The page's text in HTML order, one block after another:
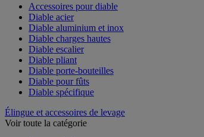
Accessoires pour diable
Diable acier
Diable aluminium et inox
Diable charges hautes
Diable escalier
Diable pliant
Diable porte-bouteilles
Diable pour fûts
Diable spécifique
Élingue et accessoires de levage
Voir toute la catégorie